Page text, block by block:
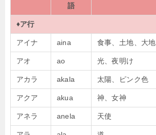
語
♦ア行
アイナ aina 食事、土地、大地
アオ ao 光、夜明け
アカラ akala 太陽、ピンク色
アクア akua 神、女神
アネラ anela 天使